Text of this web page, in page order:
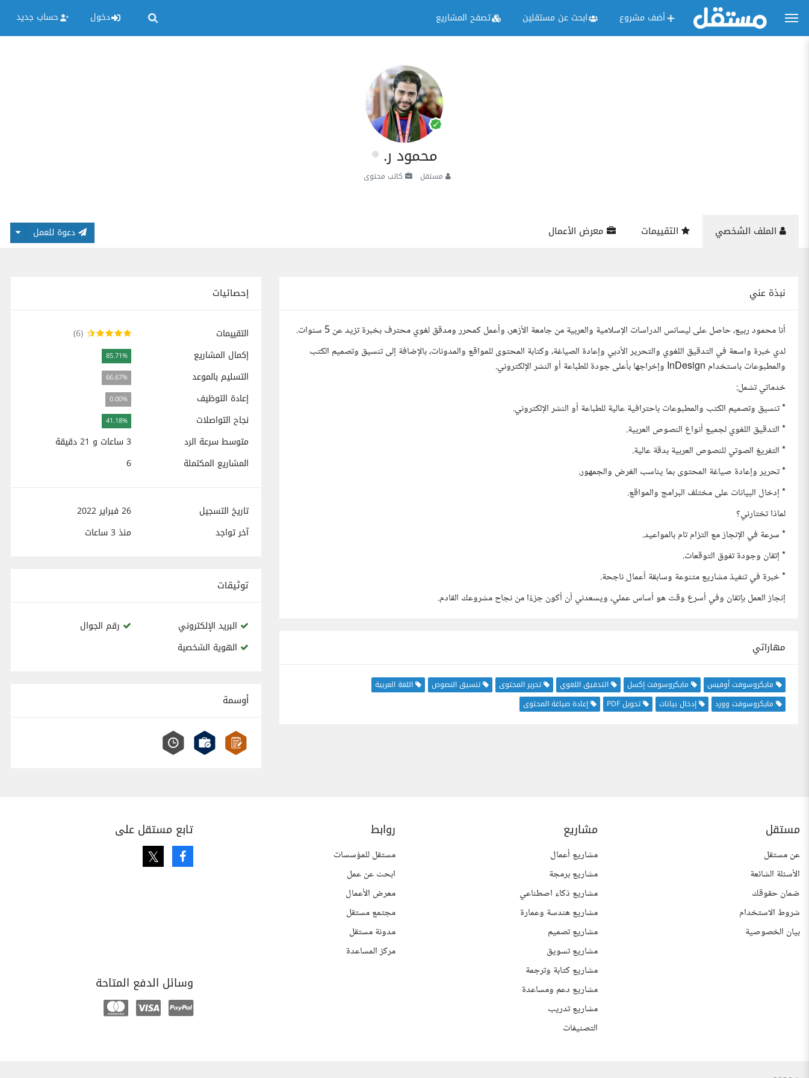
أضف مشروع ابحث عن مستقلين تصفح المشاريع دخول حساب جديد
محمود ر.
مستقل كاتب محتوى
الملف الشخصي التقييمات معرض الأعمال دعوة للعمل
نبذة عني
أنا محمود ربيع، حاصل على ليسانس الدراسات الإسلامية والعربية من جامعة الأزهر، وأعمل كمحرر ومدقق لغوي محترف بخبرة تزيد عن 5 سنوات.
لدي خبرة واسعة في التدقيق اللغوي والتحرير الأدبي وإعادة الصياغة، وكتابة المحتوى للمواقع والمدونات، بالإضافة إلى تنسيق وتصميم الكتب
والمطبوعات باستخدام InDesign وإخراجها بأعلى جودة للطباعة أو النشر الإلكتروني.
خدماتي تشمل:
* تنسيق وتصميم الكتب والمطبوعات باحترافية عالية للطباعة أو النشر الإلكتروني.
* التدقيق اللغوي لجميع أنواع النصوص العربية.
* التفريغ الصوتي للنصوص العربية بدقة عالية.
* تحرير وإعادة صياغة المحتوى بما يناسب الغرض والجمهور.
* إدخال البيانات على مختلف البرامج والمواقع.
لماذا تختارني؟
* سرعة في الإنجاز مع التزام تام بالمواعيد.
* إتقان وجودة تفوق التوقعات.
* خبرة في تنفيذ مشاريع متنوعة وسابقة أعمال ناجحة.
إنجاز العمل بإتقان وفي أسرع وقت هو أساس عملي، ويسعدني أن أكون جزءًا من نجاح مشروعك القادم.
مهاراتي
مايكروسوفت أوفيس مايكروسوفت إكسل التدقيق اللغوي تحرير المحتوى تنسيق النصوص
اللغة العربية
مايكروسوفت وورد
إدخال بيانات تحويل PDF إعادة صياغة المحتوى
إحصائيات
التقييمات
(6)
إكمال المشاريع
85.71%
التسليم بالموعد 66.67%
إعادة التوظيف 0.00%
نجاح التواصلات 41.18%
متوسط سرعة الرد
3 ساعات و 21 دقيقة
المشاريع المكتملة
6
تاريخ التسجيل
26 فبراير 2022
آخر تواجد
منذ3 ساعات
توثيقات
البريد الإلكتروني
رقم الجوال
الهوية الشخصية
أوسمة
مستقل
عن مستقل
الأسئلة الشائعة
ضمان حقوقك
شروط الاستخدام
بيان الخصوصية
مشاريع
مشاريع أعمال
مشاريع برمجة
مشاريع ذكاء اصطناعي
مشاريع هندسة وعمارة
مشاريع تصميم
مشاريع تسويق
مشاريع كتابة وترجمة
مشاريع دعم ومساعدة
مشاريع تدريب
التصنيفات
روابط
مستقل للمؤسسات
ابحث عن عمل
معرض الأعمال
مجتمع مستقل
مدونة مستقل
مركز المساعدة
تابع مستقل على
Facebook
Twitter
وسائل الدفع المتاحة
Paypal
Visa